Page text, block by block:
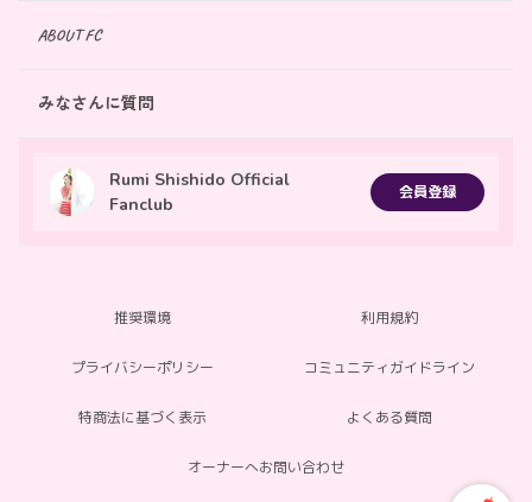
ABOUT FC
みなさんに質問
Rumi Shishido Official
Fanclub
会員登録
推奨環境 利用規約
プライバシーポリシー コミュニティガイドライン
特商法に基づく表示 よくある質問
オーナーへお問い合わせ